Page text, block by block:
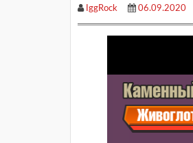
IggRock 06.09.2020